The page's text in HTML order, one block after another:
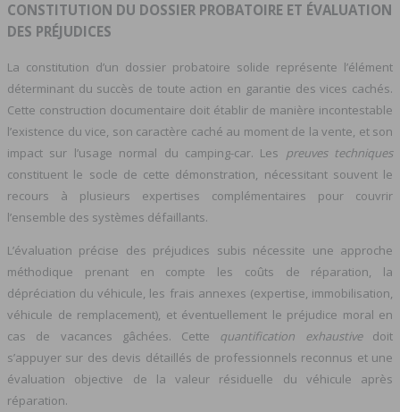
CONSTITUTION DU DOSSIER PROBATOIRE ET ÉVALUATION
DES PRÉJUDICES
La constitution d’un dossier probatoire solide représente l’élément
déterminant du succès de toute action en garantie des vices cachés.
Cette construction documentaire doit établir de manière incontestable
l’existence du vice, son caractère caché au moment de la vente, et son
impact sur l’usage normal du camping-car. Les preuves techniques
constituent le socle de cette démonstration, nécessitant souvent le
recours à plusieurs expertises complémentaires pour couvrir
l’ensemble des systèmes défaillants.
L’évaluation précise des préjudices subis nécessite une approche
méthodique prenant en compte les coûts de réparation, la
dépréciation du véhicule, les frais annexes (expertise, immobilisation,
véhicule de remplacement), et éventuellement le préjudice moral en
cas de vacances gâchées. Cette quantification exhaustivedoit
s’appuyer sur des devis détaillés de professionnels reconnus et une
évaluation objective de la valeur résiduelle du véhicule après
réparation.